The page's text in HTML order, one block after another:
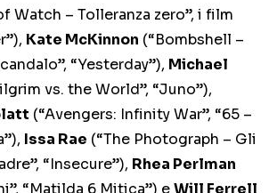
Watch – Tolleranza zero”, i film
Kate McKinnon (“Bombshell –
“Yesterday”), Michael
vs. the World”, “Juno”),
(“Avengers: Infinity War”, “65 –
Issa Rae (“The Photograph – Gli
“Insecure”), Rhea Perlman
“Matilda 6 Mitica”) eWill Ferrell